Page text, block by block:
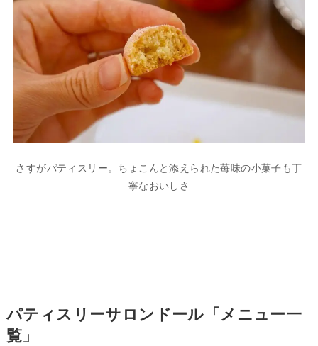
さすがパティスリー。ちょこんと添えられた苺味の小菓子も丁
寧なおいしさ
パティスリーサロンドール「メニュー一
覧」